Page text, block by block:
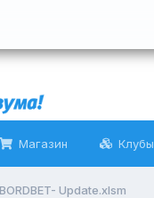
Магазин Клубы
BORDBET- Update.xlsm